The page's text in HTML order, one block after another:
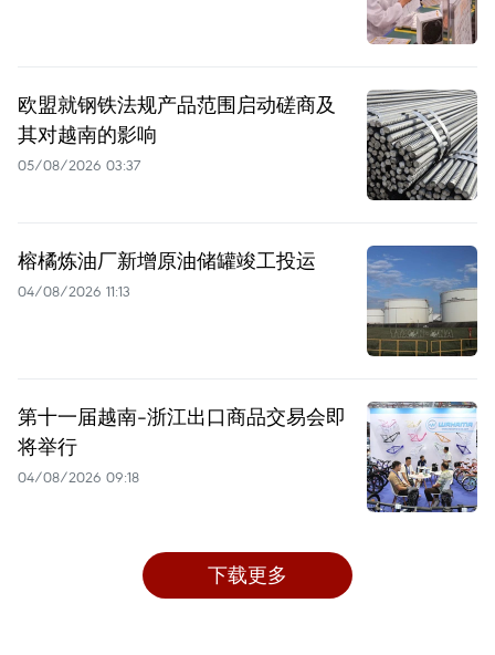
欧盟就钢铁法规产品范围启动磋商及
其对越南的影响
05/08/2026 03:37
榕橘炼油厂新增原油储罐竣工投运
04/08/2026 11:13
第十一届越南-浙江出口商品交易会即
将举行
04/08/2026 09:18
下载更多